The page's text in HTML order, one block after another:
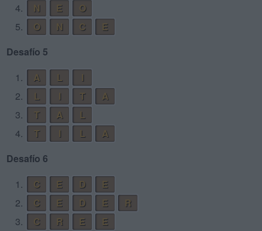
4.
N E
O
5.
O N C
E
Desafío 5
1.
A L
2.
L T
A
3.
T A
L
4.
T L
A
Desafío 6
1.
C E D
E
2.
C E D E
R
3.
C R E
E